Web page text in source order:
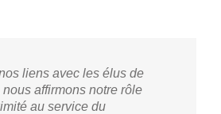
liens avec les élus de
affirmons notre rôle
au service du